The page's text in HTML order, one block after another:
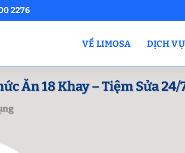
2276
VỀ LIMOSA DỊCH VỤ
Ăn 18 Khay – Tiệm Sửa 24/